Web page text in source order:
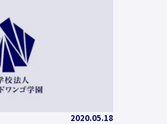
2020.05.18